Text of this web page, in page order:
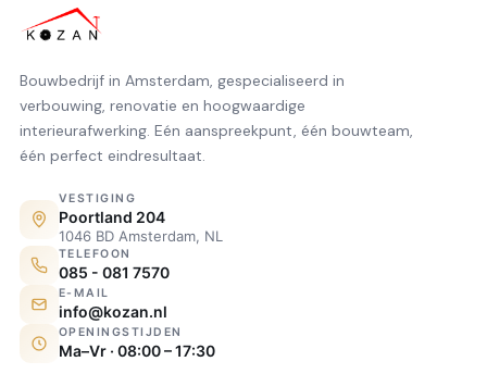
Bouwbedrijf in Amsterdam, gespecialiseerd in
verbouwing, renovatie en hoogwaardige
interieurafwerking. Eén aanspreekpunt, één bouwteam,
één perfect eindresultaat.
VESTIGING
Poortland 204
1046 BD Amsterdam, NL
TELEFOON
085 - 081 7570
E-MAIL
info@kozan.nl
OPENINGSTIJDEN
Ma–Vr · 08:00 – 17:30